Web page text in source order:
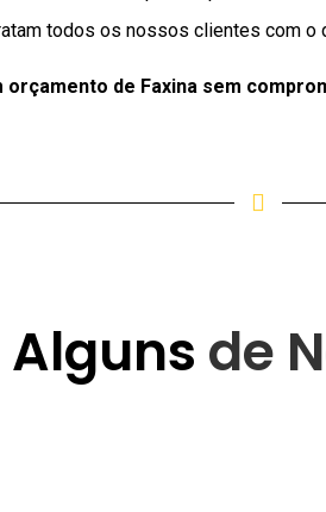
todos os nossos clientes com
de Faxina sem
de